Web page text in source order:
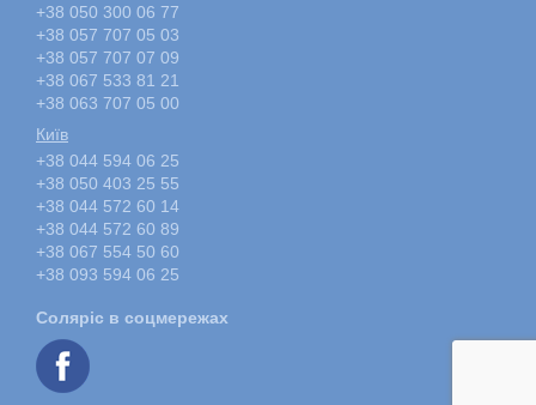
+38 050 300 06 77
+38 057 707 05 03
+38 057 707 07 09
+38 067 533 81 21
+38 063 707 05 00
Київ
+38 044 594 06 25
+38 050 403 25 55
+38 044 572 60 14
+38 044 572 60 89
+38 067 554 50 60
+38 093 594 06 25
Соляріс в соцмережах